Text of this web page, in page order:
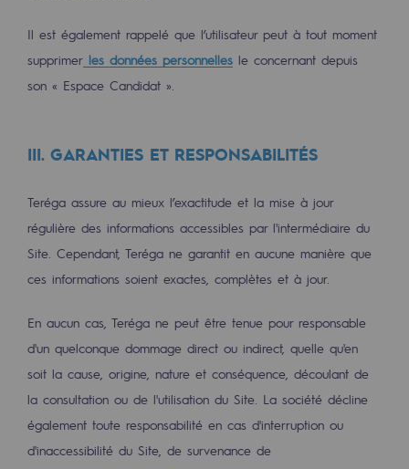
Fonds de dotation
Fonds de dotation
Présentation du fonds de dotation
Nos activités
Nos activités
Transport de gaz
Savoir-faire
Projet type
Exploitation du réseau de gaz
Il est également rappelé que l’utilisateur peut à tout moment
supprimer les données personnelles le concernant depuis
son « Espace Candidat ».
III. GARANTIES ET RESPONSABILITÉS
Teréga assure au mieux l’exactitude et la mise à jour
régulière des informations accessibles par l'intermédiaire du
Site. Cependant, Teréga ne garantit en aucune manière que
ces informations soient exactes, complètes et à jour.
En aucun cas, Teréga ne peut être tenue pour responsable
d'un quelconque dommage direct ou indirect, quelle qu'en
soit la cause, origine, nature et conséquence, découlant de
la consultation ou de l'utilisation du Site. La société décline
également toute responsabilité en cas d'interruption ou
d'inaccessibilité du Site, de survenance de